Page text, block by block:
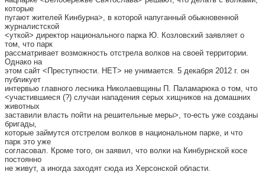
которые
пугают жителей Кинбурна>, в которой напуганный обыкновенной
журналистской
<уткой> директор национального парка Ю. Козловский заявляет о
том, что парк
рассматривает возможность отстрела волков на своей территории.
Однако на
этом сайт <Преступности. НЕТ> не унимается. 5 декабря 2012 г. он
публикует
интервью главного лесника Николаевщины П. Паламарюка о том, что
<участившиеся (?) случаи нападения серых хищников на домашних
животных
заставили власть пойти на решительные меры>, то-есть уже созданы
бригады,
которые займутся отстрелом волков в национальном парке, и что
парк это уже
согласовал. Кроме того, он заявил, что волки на Кинбурнской косе
постоянно
не живут, а иногда заходят сюда из Херсонской области.